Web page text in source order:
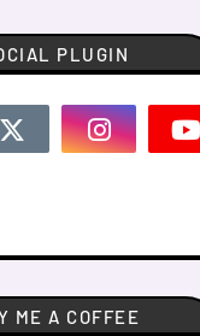
PLUGIN
ME A COFFEE